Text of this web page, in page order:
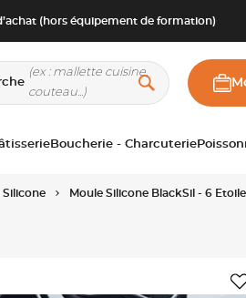
(hors équipement de formation)
Boucherie - Charcuterie
Silicone Moule Silicone BlackSil - 6